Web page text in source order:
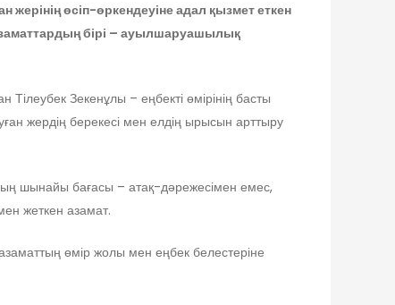
жерінің өсіп-өркендеуіне адал қызмет еткен
бірі – ауылшаруашылық
Зекенұлы – еңбекті өмірінің басты
жердің берекесі мен елдің ырысын арттыру
шынайы бағасы – атақ-дәрежесімен емес,
жеткен азамат.
өмір жолы мен еңбек белестеріне